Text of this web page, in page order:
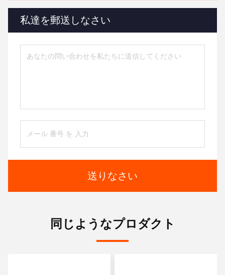
私達を郵送しなさい
送りなさい
同じようなプロダクト